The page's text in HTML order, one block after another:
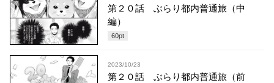
第２０話 ぶらり都内普通旅（中
編）
60pt
2023/10/23
第２０話 ぶらり都内普通旅（前